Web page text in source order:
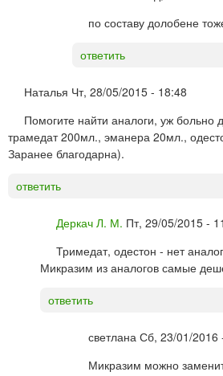
по составу долобене
ответить
Наталья Чт, 28/05/2015 - 18:48
Помогите найти аналоги, уж больно
трамедат 200мл., эманера 20мл.,
Заранее благодарна).
ответить
Деркач Л. М. Пт, 29/05/2015 -
Тримедат, одестон - нет
Микразим из аналогов самые
ответить
светлана Сб, 23/01/2016
Микразим можно